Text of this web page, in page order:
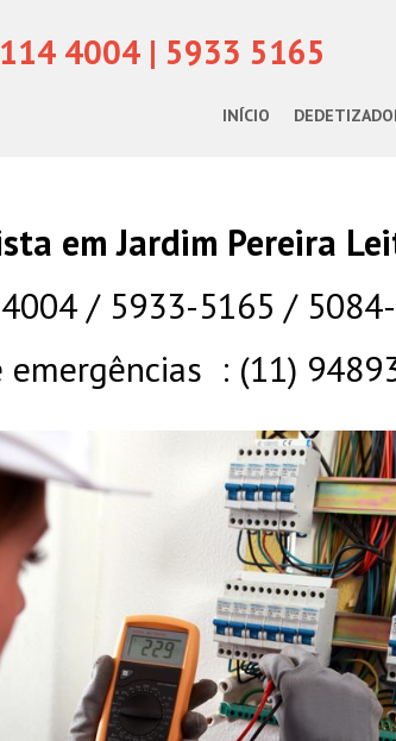
4004 | 5933 5165
INÍCIO
em Jardim Pereira
/ 5933-5165 /
emergências : (11)